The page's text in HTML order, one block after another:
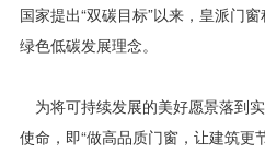
国家提出“双碳目标”以来，皇派门
绿色低碳发展理念。
为将可持续发展的美好愿景落到
使命，即“做高品质门窗，让建筑更